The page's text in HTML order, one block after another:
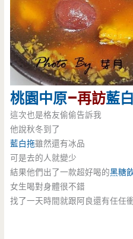
桃園中原–再訪藍
這次也是格友偷偷告訴我
他說秋冬到了
藍白拖雖然還有冰品
可是去的人就變少
結果他們出了一款超好喝的黑糖
女生喝對身體很不錯
找了一天時間就跟阿良還有任任